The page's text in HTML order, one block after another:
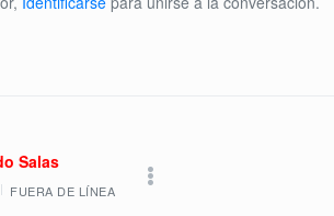
Salas
FUERA DE LÍNEA